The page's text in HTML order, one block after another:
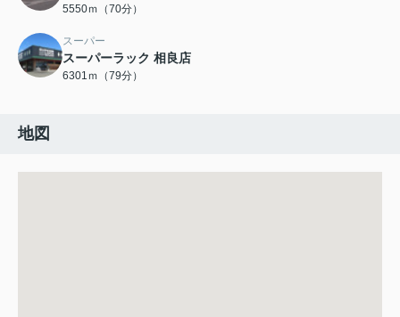
5550ｍ（70分）
スーパー
スーパーラック 相良店
6301ｍ（79分）
地図